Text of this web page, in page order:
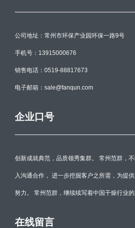
公司地址：常州市环保产业园环保一路9号
手机号：13915000676
销售电话：0519-88817673
电子邮箱：sale@fanqun.com
企业口号
创新成就典范，品质领秀集群。 常州范群，
入沟通合作， 进一步挖掘客户之所需，为提
努力。 常州范群，继续续写着中国干燥行业的
在线留言